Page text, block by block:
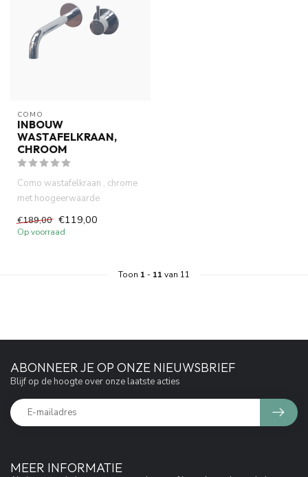
COMO
INBOUW
WASTAFELKRAAN,
CHROOM
Como wastafelkraan , chrome
met hoogeerwaarde
keramische inbouwdeel .60
maande...
€189,00 €119,00
Op voorraad
Toon 1 - 11 van 11
MEER INFORMATIE
ABONNEER JE OP ONZE NIEUWSBRIEF
Blijf op de hoogte over onze laatste acties